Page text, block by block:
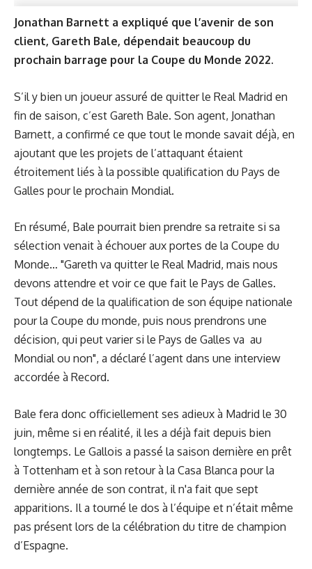
Jonathan Barnett a expliqué que l’avenir de son
client, Gareth Bale, dépendait beaucoup du
prochain barrage pour la Coupe du Monde 2022.
S’il y bien un joueur assuré de quitter le Real Madrid en
fin de saison, c’est Gareth Bale. Son agent, Jonathan
Barnett, a confirmé ce que tout le monde savait déjà, en
ajoutant que les projets de l’attaquant étaient
étroitement liés à la possible qualification du Pays de
Galles pour le prochain Mondial.
En résumé, Bale pourrait bien prendre sa retraite si sa
sélection venait à échouer aux portes de la Coupe du
Monde… "Gareth va quitter le Real Madrid, mais nous
devons attendre et voir ce que fait le Pays de Galles.
Tout dépend de la qualification de son équipe nationale
pour la Coupe du monde, puis nous prendrons une
décision, qui peut varier si le Pays de Galles va au
Mondial ou non", a déclaré l’agent dans une interview
accordée à Record.
Bale fera donc officiellement ses adieux à Madrid le 30
juin, même si en réalité, il les a déjà fait depuis bien
longtemps. Le Gallois a passé la saison dernière en prêt
à Tottenham et à son retour à la Casa Blanca pour la
dernière année de son contrat, il n'a fait que sept
apparitions. Il a tourné le dos à l’équipe et n’était même
pas présent lors de la célébration du titre de champion
d’Espagne.